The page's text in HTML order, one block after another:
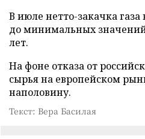
В июле нетто-закачка газа
до минимальных
лет.
На фоне отказа от
сырья на европейском
наполовину.
Текст: Вера Басилая